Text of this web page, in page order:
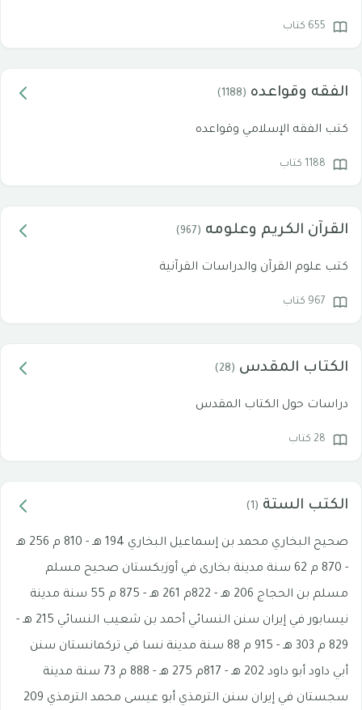
655 كتاب
الفقه وقواعده (1188)
كتب الفقه الإسلامي وقواعده
1188 كتاب
القرآن الكريم وعلومه (967)
كتب علوم القرآن والدراسات القرآنية
967 كتاب
الكتاب المقدس (28)
دراسات حول الكتاب المقدس
28 كتاب
الكتب الستة (1)
صحيح البخاري محمد بن إسماعيل البخاري 194 هـ - 810 م 256 هـ
- 870 م 62 سنة مدينة بخارى في أوزبكستان صحيح مسلم
مسلم بن الحجاج 206 هـ - 822م 261 هـ - 875 م 55 سنة مدينة
نيسابور في إيران سنن النسائي أحمد بن شعيب النسائي 215 هـ -
829 م 303 هـ - 915 م 88 سنة مدينة نسا في تركمانستان سنن
أبي داود أبو داود 202 هـ - 817م 275 هـ - 888 م 73 سنة مدينة
سجستان في إيران سنن الترمذي أبو عيسى محمد الترمذي 209